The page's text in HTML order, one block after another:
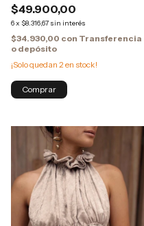
$49.900,00
6x $8.316,67 sin interés
$34.930,00 con Transferencia
o depósito
¡Solo quedan 2en stock!